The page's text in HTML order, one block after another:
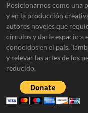
Posicionarnos como una
y en la producción
autores noveles que
círculos y darle espacio a
conocidos en el país.
y relevar las artes de los
reducido.